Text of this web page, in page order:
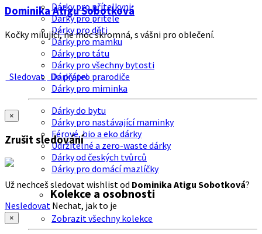
Dárky pro přítelkyni
Dárky pro přítele
Dárky pro děti
Dárky pro mamku
Dárky pro tátu
Dárky pro všechny bytosti
Dárky pro prarodiče
Dárky pro miminka
Dárky do bytu
Dárky pro nastávající maminky
Férové, bio a eko dárky
Udržitelné a zero-waste dárky
Dárky od českých tvůrců
Dárky pro domácí mazlíčky
Kolekce a osobnosti
Zobrazit všechny kolekce
Dominika Atigu Sobotková
Kočky milující, ne moc skromná, s vášni pro oblečení.
Sledovat Do přátel
×
Zrušit sledování
Už nechceš sledovat wishlist od Dominika Atigu Sobotková?
Nesledovat Nechat, jak to je
×